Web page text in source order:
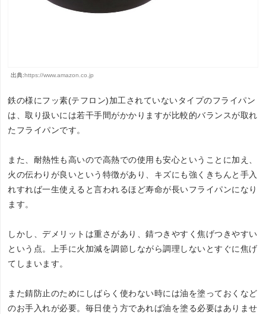
出典: https://www.amazon.co.jp
鉄の様にフッ素(テフロン)加工されていないタイプのフライパン
は、取り扱いには若干手間がかかりますが比較的バランスが取れ
たフライパンです。
また、耐熱性も高いので高熱での使用も安心ということに加え、
火の伝わりが良いという特徴があり、キズにも強くきちんと手入
れすれば一生使えると言われるほど寿命が長いフライパンになり
ます。
しかし、デメリットは重さがあり、錆つきやすく焦げつきやすい
という点。上手に火加減を調節しながら調理しないとすぐに焦げ
てしまいます。
また錆防止のためにしばらく使わない時には油を塗っておくなど
のお手入れが必要。毎日使う方であれば油を塗る必要はありませ